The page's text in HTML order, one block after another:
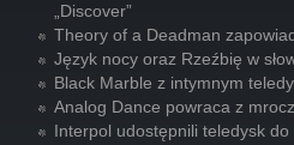
„Discover”
Theory of a Deadman
Język nocy oraz Rzeźbię w
Black Marble z intymnym
Analog Dance powraca z
Interpol udostępnili teledysk do